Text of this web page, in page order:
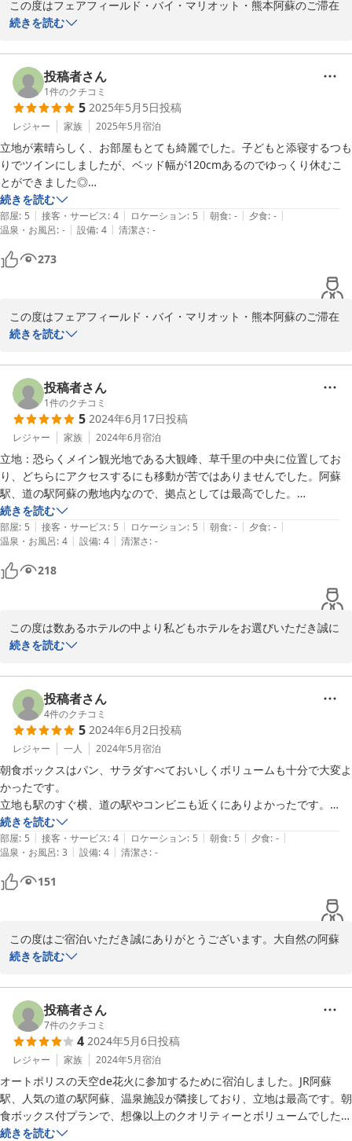
この度は誠にありがとうございました。
フェアフィールド・バイ・マリオット・熊本阿蘇
フロント  後藤
2025-08-13
この度はフェアフィールド・バイ・マリオット・熊本阿蘇のご滞在
を頂きまして誠にありがとうございました。
又、ご滞在に関します貴重なご意見・ご感想をお寄せ下さいました
事に重ねて御礼を申し上げます。
頂戴致しましたアメニティに付きましては、関係各位の間で検証・
共有をさせて頂き、今後のより良いご滞在体験を実現する為の参考
として活用をさせて頂きます。
ホテルが立地しております阿蘇周辺は、阿蘇山、大観峰などの観光
名所以外にも
未知の魅力に溢れた素晴らしい地域や見どころがまだまだございま
す。
近い将来、再び当地にお立ちより頂き、更に心に残る深化したご滞
従業員一同、運営の改善により一層尽力をして参ります。
フェアフィールド・バイ・マリオット・熊本阿蘇
2025-05-19
続きを読む
投稿者さん
1件のクチコミ
5 2025年5月5日投稿
レジャー 家族 2025年5月宿泊
立地が素晴らしく、お部屋もとても綺麗でした。子どもと添寝するつも
りでツインにしましたが、ベッド幅が120cmあるのでゆっくり休むこ
とができました◎
夕食に悩んでいるとスタッフの方から適切なアドバイスをいただき、満
足のいく夕食をスムーズにいただくことができ感謝しています。
ラウンジも広いので美味しい朝食ボックスをのんびりいただけました。
近くコンビニなどがないので食事の販売が充実するともっとありがたい
です。
またバスタブはないので（シャワーはあります）近くの温泉を利用する
大自然に囲まれて、窓から景色を見るだけでも癒される阿蘇の旅をご予
定の方に、オススメのお宿です！
続きを読む
部屋: 5 | 接客・サービス: 4 | ロケーション: 5 | 朝食: - | 夕食: - |
温泉・お風呂: - | 設備: 4 | 清潔さ: -
273
この度はフェアフィールド・バイ・マリオット・熊本阿蘇のご滞在
を頂きまして誠にありがとうございました。
事に重ねて御礼を申し上げます。
頂戴致しましたにバスタブに関しましては、そもそも全国のフェア
フィールドには備え付けておらず周辺の温泉施設をご案内するよう
になっております。とはいえ情報の提供不足でもありご迷惑をおか
けいたしました。
関係各位の間で検証・共有をさせて頂き、今後のより良いご滞在体
験を実現する為の参考として活用をさせて頂きます。
ホテルが立地しております阿蘇周辺は、阿蘇山、大観峰などの観光
名所以外にも
未知の魅力に溢れた素晴らしい地域や見どころがまだまだございま
近い将来、再び当地にお立ちより頂き、更に心に残る深化したご滞
在体験を頂けます様
この度は誠にありがとうございました。
フェアフィールド・バイ・マリオット・熊本阿蘇
2025-05-19
続きを読む
投稿者さん
1件のクチコミ
5 2024年6月17日投稿
レジャー 家族 2024年6月宿泊
立地：恐らくメイン観光地である大観峰、草千里の中央に位置してお
り、どちらにアクセスするにも移動が苦ではありませんでした。阿蘇
駅、道の駅阿蘇の敷地内なので、拠点としては最高でした。
部屋：築年数浅く非常に綺麗で手入れされていました。自然豊かなホテ
ルで最も心配だった虫の出現も一切無く、都市部のシェラトンと変わり
ないレベルのクオリティでした。
風呂：バスタブ無しのため湯船に入りたい人にとっては唯一のマイナス
点になると思います。が、ホテルのすぐ近くに温泉があるようです。注
意としてカランのレインシャワーのアイコンが見えづらく、冷水を浴び
ることになりました。また、若干の水垢が残っており折角新しいホテル
なので、その部分の清掃に力を入れても良いと感じました。とは言って
も普通のホテルより数倍綺麗です。
酒類も販売されており、外へ出ずとも過ごせます。
アメニティ：体を洗うためのタオルが無く、その点だけ部屋にデフォル
トで置いておいて欲しいと感じました。
チェックアウト後も荷物預かりをしていただき、助かりました。
もし次阿蘇に行っても絶対にここに泊まります。清潔さ、アクセスの良
さが群を抜いていると思います。
続きを読む
部屋: 5 | 接客・サービス: 5 | ロケーション: 5 | 朝食: - | 夕食: - |
温泉・お風呂: 4 | 設備: 4 | 清潔さ: -
218
この度は数あるホテルの中より私どもホテルをお選びいただき誠に
ありがとうございます。また高評価まで頂戴し重ねて御礼申し上げ
には改善は難しいですが、貴重なお客様からの声として頂戴いたし
ます。ありがとうございます。また是非お待ち申し上げます。
フェアフィールドマリオット熊本阿蘇　支配人代行　管　俊宏
2024-06-18
続きを読む
投稿者さん
4件のクチコミ
5 2024年6月2日投稿
レジャー 一人 2024年5月宿泊
朝食ボックスはパン、サラダすべておいしくボリュームも十分で大変よ
かったです。
立地も駅のすぐ横、道の駅やコンビニも近くにありよかったです。
ラウンジも緑が多くてきれいでコーヒーなどがいつでも飲めて便利でし
た。
続きを読む
部屋: 5 | 接客・サービス: 4 | ロケーション: 5 | 朝食: 5 | 夕食: - |
温泉・お風呂: 3 | 設備: 4 | 清潔さ: -
151
この度はご宿泊いただき誠にありがとうございます。大自然の阿蘇
でごゆっくりできましたでしょうか。お褒めのお言葉もありがとう
す。
今後ともフェアフィールドバイマリオット道の駅シリーズホテルを
何卒よろしくお願い申し上げます。
フェアフィールドマリオット熊本阿蘇　支配人代行　管　俊宏
2024-06-18
続きを読む
投稿者さん
7件のクチコミ
4 2024年5月6日投稿
レジャー 家族 2024年5月宿泊
オートポリスの天空de花火に参加するために宿泊しました。JR阿蘇
駅、人気の道の駅阿蘇、温泉施設が隣接しており、立地は最高です。朝
食ボックス付プランで、想像以上のクオリティーとボリュームでした。
レストランやバスを設けずシンプルステイに特化して、その分地元施設
続きを読む